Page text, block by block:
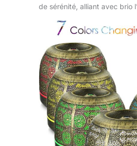
de sérénité, alliant avec brio